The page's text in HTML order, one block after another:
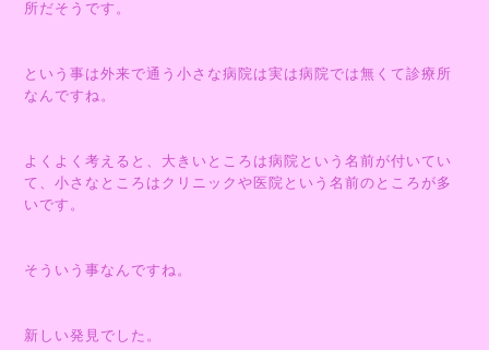
所だそうです。
という事は外来で通う小さな病院は実は病院では無くて診療所
なんですね。
よくよく考えると、大きいところは病院という名前が付いてい
て、小さなところはクリニックや医院という名前のところが多
いです。
そういう事なんですね。
新しい発見でした。